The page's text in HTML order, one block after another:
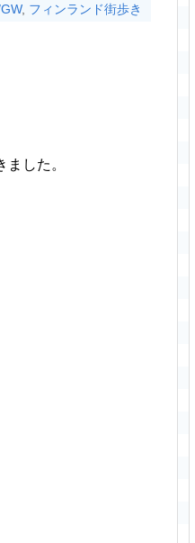
, フィンランド街歩き
した。